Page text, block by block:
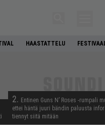
HAASTATTELU
2. Entinen Guns N’ Roses -rumpali
ettei häntä juuri bändin paluusta
tiennyt siitä mitään